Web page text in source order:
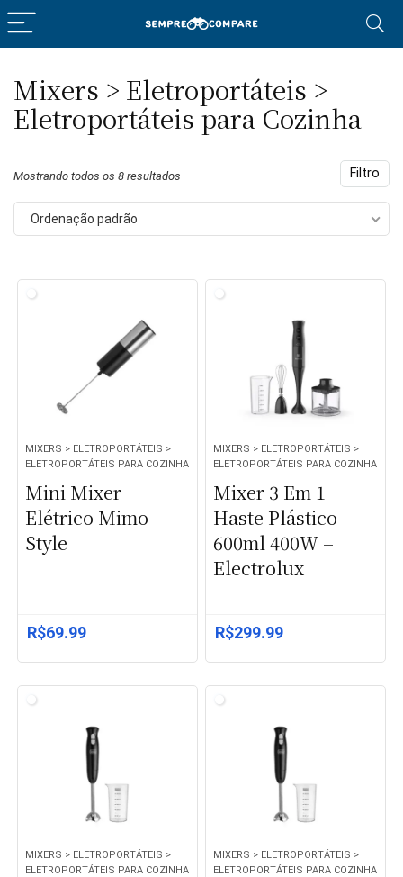
Mixers > Eletroportáteis >
Eletroportáteis para Cozinha
Filtro
Mostrando todos os 8 resultados
Ordenação padrão
MIXERS > ELETROPORTÁTEIS >
ELETROPORTÁTEIS PARA COZINHA
Mini Mixer
Elétrico Mimo
Style
R$69.99
MIXERS > ELETROPORTÁTEIS >
ELETROPORTÁTEIS PARA COZINHA
Mixer 3 Em 1
Haste Plástico
600ml 400W –
Electrolux
R$299.99
MIXERS > ELETROPORTÁTEIS >
ELETROPORTÁTEIS PARA COZINHA
MIXERS > ELETROPORTÁTEIS >
ELETROPORTÁTEIS PARA COZINHA